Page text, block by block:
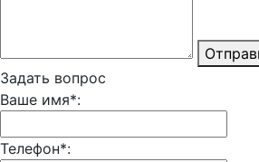
Задать вопрос
Ваше имя*:
Телефон*: